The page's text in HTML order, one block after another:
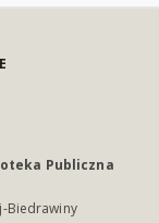
Publiczna
Biedrawiny